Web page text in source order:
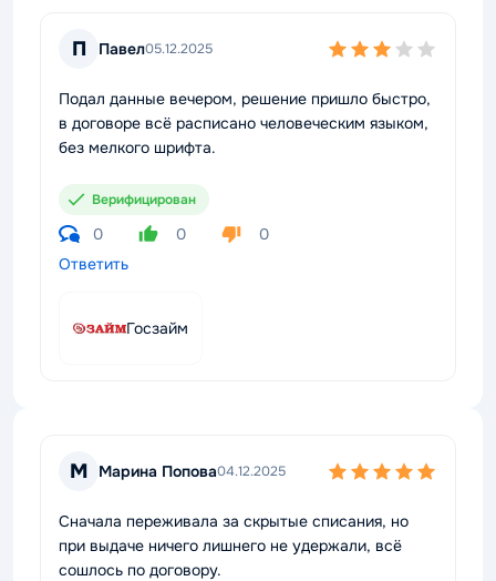
П Павел05.12.2025
Подал данные вечером, решение пришло быстро,
в договоре всё расписано человеческим языком,
без мелкого шрифта.
Верифицирован
0 0
0
Ответить
Госзайм
М Марина Попова04.12.2025
Сначала переживала за скрытые списания, но
при выдаче ничего лишнего не удержали, всё
сошлось по договору.